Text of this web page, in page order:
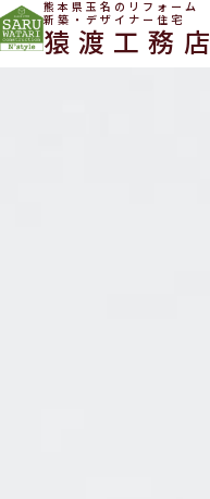
熊本県玉名のリフォーム
新築・デザイナー住宅
猿渡工務店